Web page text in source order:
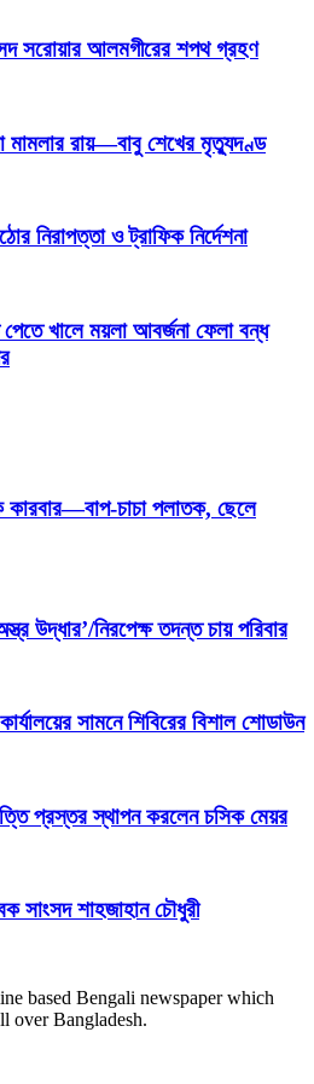
সরোয়ার আলমগীরের শপথ গ্রহণ
মামলার রায়—বাবু শেখের মৃত্যুদণ্ড
নিরাপত্তা ও ট্রাফিক নির্দেশনা
খালে ময়লা আবর্জনা ফেলা বন্ধ
কারবার—বাপ-চাচা পলাতক, ছেলে
উদ্ধার’/নিরপেক্ষ তদন্ত চায় পরিবার
সামনে শিবিরের বিশাল শোডাউন
প্রস্তর স্থাপন করলেন চসিক মেয়র
সাংসদ শাহজাহান চৌধুরী
based Bengali newspaper which
over Bangladesh.